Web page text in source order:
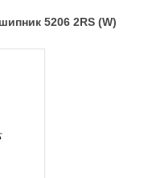
5206 2RS (W)